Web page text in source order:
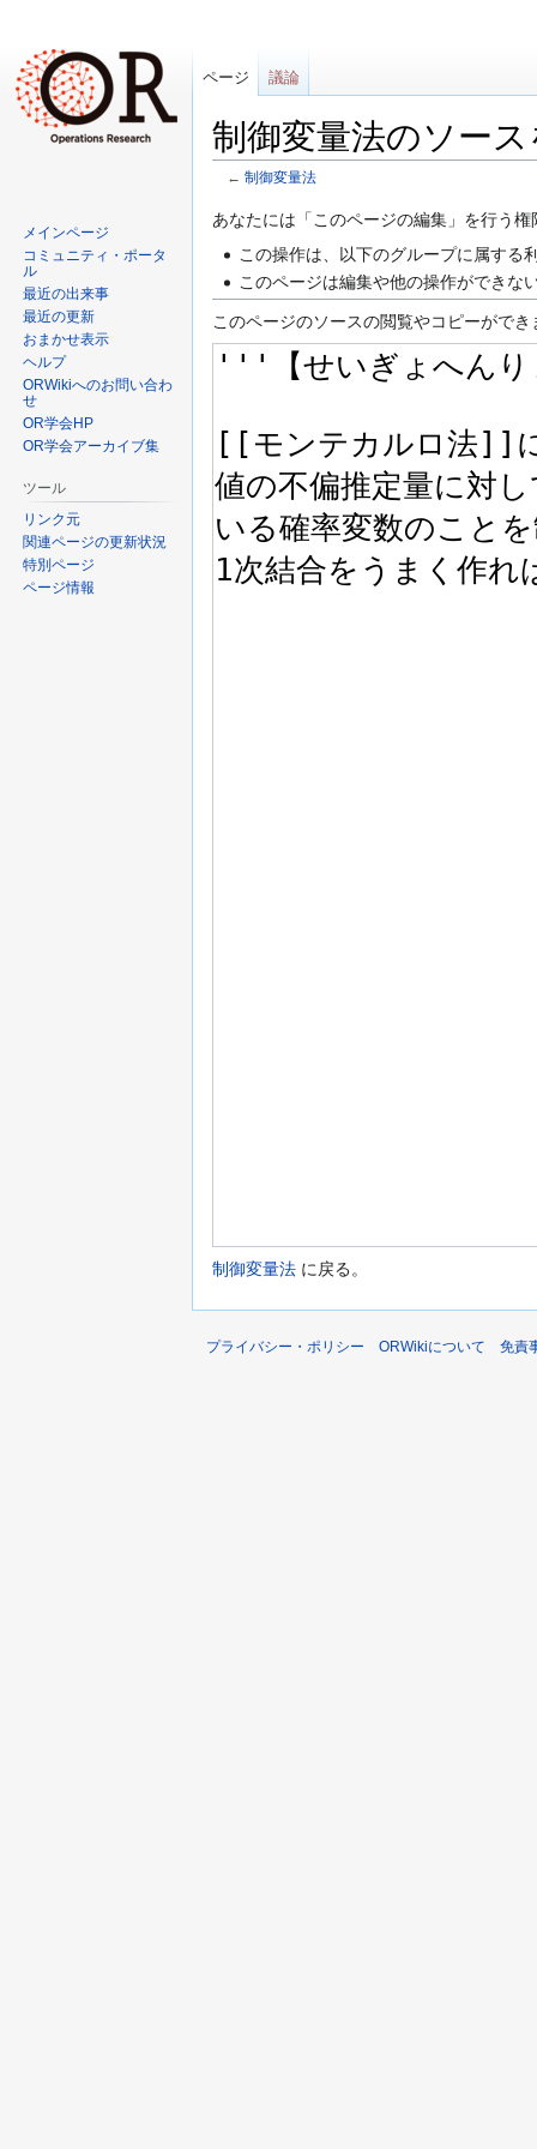
制御変量法のソー
← 制御変量法
ナ
ー
シ
ョ
移
動
検
移
動
あなたには「このページの編集」を行う
この操作は、以下のグループに属する
このページは編集や他の操作ができな
このページのソースの閲覧やコピーができ
制御変量法 に戻る。
ページ 議論
メインページ
コミュニティ・ポータ
ル
最近の出来事
最近の更新
おまかせ表示
ヘルプ
ORWikiへのお問い合わ
せ
OR学会HP
OR学会アーカイブ集
ツール
リンク元
関連ページの更新状況
特別ページ
ページ情報
プライバシー・ポリシー ORWikiについて 免責